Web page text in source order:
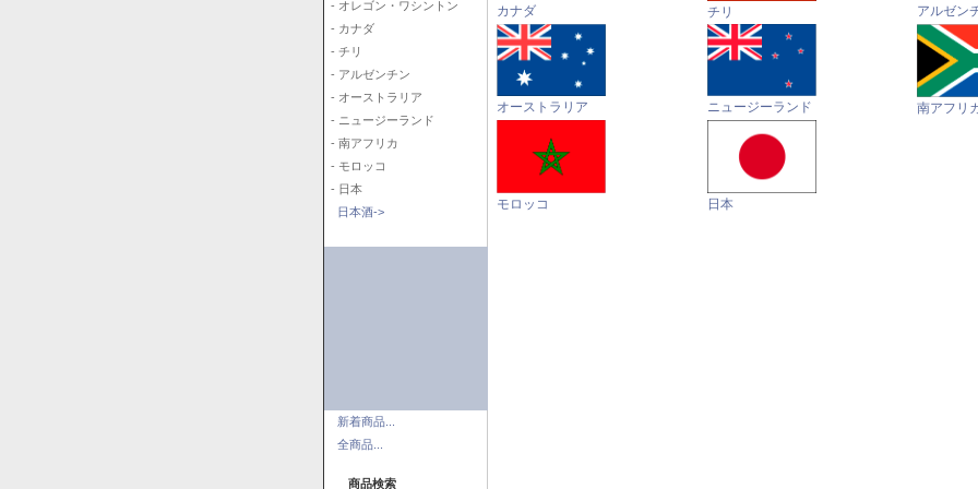
- オレゴン・ワシントン
- カナダ
- チリ
- アルゼンチン
- オーストラリア
- ニュージーランド
- 南アフリカ
- モロッコ
- 日本
日本酒->
新着商品...
全商品...
商品検索
カナダ チリ アルゼン
オーストラリア ニュージーランド 南アフリ
モロッコ 日本